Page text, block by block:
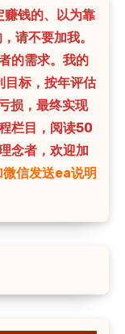
赚钱的、以为靠
请不要加我。
的需求。我的
目标，按年评估
损，最终实现
栏目，阅读50
念者，欢迎加
信发送ea说明